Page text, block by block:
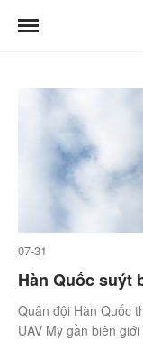
07-31
Hàn Quốc suýt
Quân đội Hàn Quốc
UAV Mỹ gần biên